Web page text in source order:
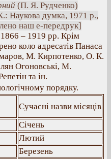
(П. Я. Рудченко)
Наукова думка, 1971 р.,
наш е-передрук]
– 1919 рр. Крім
коло адресатів Панаса
М. Кирпотенко, О. К.
Огоновські, М.
та ін.
порядку.
Сучасні назви місяців
Січень
Лютий
Березень